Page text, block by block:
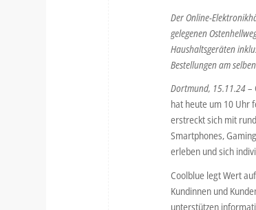
Der Online-
gelegenen
Haushaltsgeräten
Bestellungen am
Dortmund, 15.11.24 –
hat heute um 10 Uhr
erstreckt sich mit
Smartphones,
erleben und sich
Coolblue legt Wert
Kundinnen und
unterstützen